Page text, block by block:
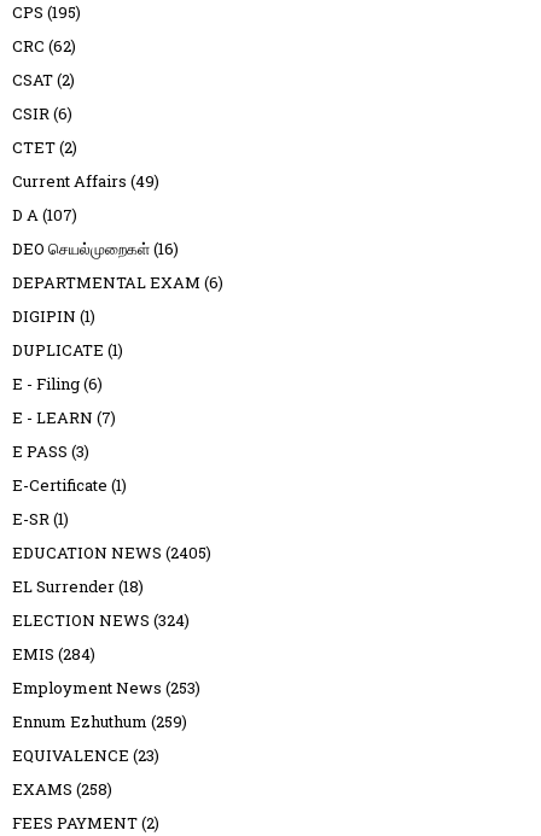
CPS (195)
CRC (62)
CSAT(2)
CSIR(6)
CTET(2)
Current Affairs (49)
D A(107)
DEO செயல்முறைகள்(16)
DEPARTMENTAL EXAM (6)
DIGIPIN (1)
DUPLICATE (1)
E - Filing(6)
E - LEARN (7)
E PASS (3)
E-Certificate (1)
E-SR(1)
EDUCATION NEWS (2405)
EL Surrender(18)
ELECTION NEWS (324)
EMIS (284)
Employment News (253)
Ennum Ezhuthum (259)
EQUIVALENCE (23)
EXAMS (258)
FEES PAYMENT(2)